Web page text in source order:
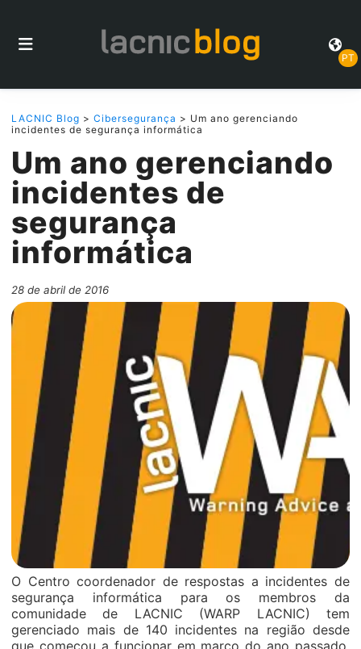
PT
LACNIC Blog > Cibersegurança > Um ano gerenciando
incidentes de segurança informática
Um ano gerenciando
incidentes de
segurança
informática
28 de abril de 2016
O Centro coordenador de respostas a incidentes de
segurança informática para os membros da
comunidade de LACNIC (WARP LACNIC) tem
gerenciado mais de 140 incidentes na região desde
que começou a funcionar em março do ano passado,